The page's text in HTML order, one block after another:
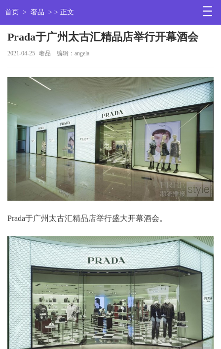
首页 > 奢品 > > 正文
Prada于广州太古汇精品店举行开幕酒会
2021-04-25 奢品 编辑：angela
Prada于广州太古汇精品店举行盛大开幕酒会。